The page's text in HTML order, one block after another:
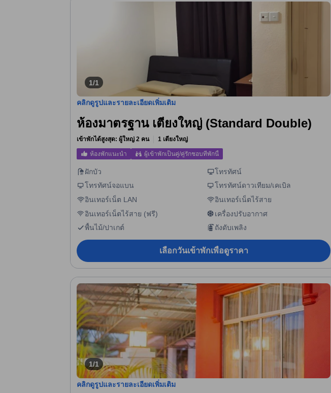
1/1
คลิกดูรูปและรายละเอียดเพิ่มเติม
ห้องมาตรฐาน เตียงใหญ่ (Standard Double)
เข้าพักได้สูงสุด: ผู้ใหญ่ 2 คน 1 เตียงใหญ่
ห้องพักแนะนำ ผู้เข้าพักเป็นคู่/คู่รักชอบที่พักนี้
ฝักบัว
โทรทัศน์
โทรทัศน์จอแบน
โทรทัศน์ดาวเทียม/เคเบิล
อินเทอร์เน็ต LAN
อินเทอร์เน็ตไร้สาย
อินเทอร์เน็ตไร้สาย (ฟรี)
เครื่องปรับอากาศ
พื้นไม้/ปาเกต์
ถังดับเพลิง
เลือกวันเข้าพักเพื่อดูราคา
1/1
คลิกดูรูปและรายละเอียดเพิ่มเติม